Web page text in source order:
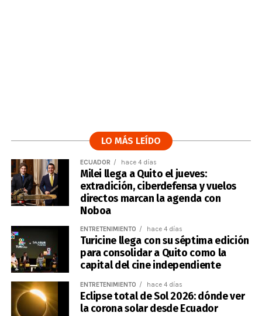
LO MÁS LEÍDO
ECUADOR hace 4 días
Milei llega a Quito el jueves:
extradición, ciberdefensa y vuelos
directos marcan la agenda con
Noboa
ENTRETENIMIENTO hace 4 días
Turicine llega con su séptima edición
para consolidar a Quito como la
capital del cine independiente
ENTRETENIMIENTO hace 4 días
Eclipse total de Sol 2026: dónde ver
la corona solar desde Ecuador